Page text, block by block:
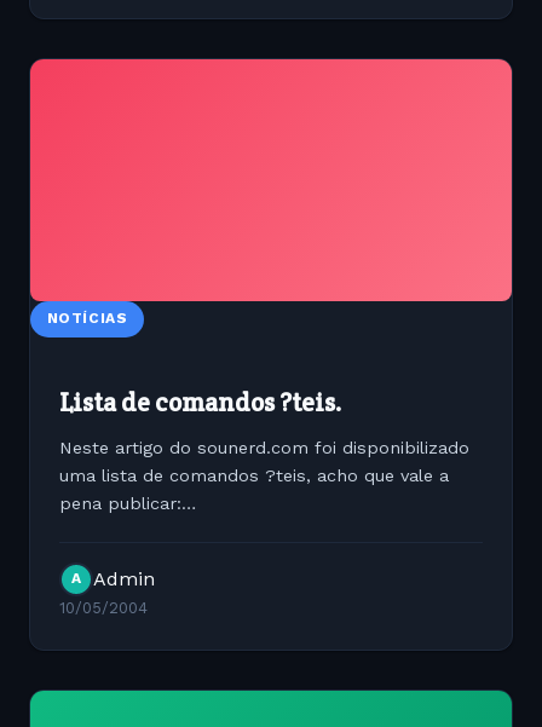
NOTÍCIAS
Lista de comandos ?teis.
Neste artigo do sounerd.com foi disponibilizado
uma lista de comandos ?teis, acho que vale a
pena publicar:
A Admin
10/05/2004